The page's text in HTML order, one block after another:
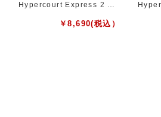
Hypercourt Express 2 レ
ディース KS96613182WP
￥8,690(税込）
ンズ